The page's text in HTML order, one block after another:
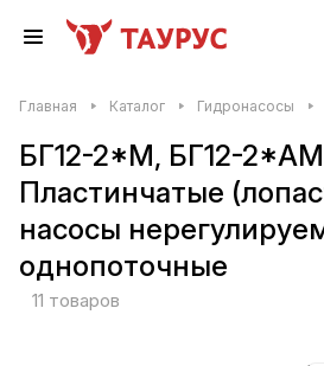
Главная Каталог Гидронасосы
БГ12-2*М, БГ12-
Пластинчатые
насосы
однопоточные
11 товаров